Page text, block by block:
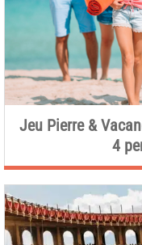
Jeu Pierre &
4